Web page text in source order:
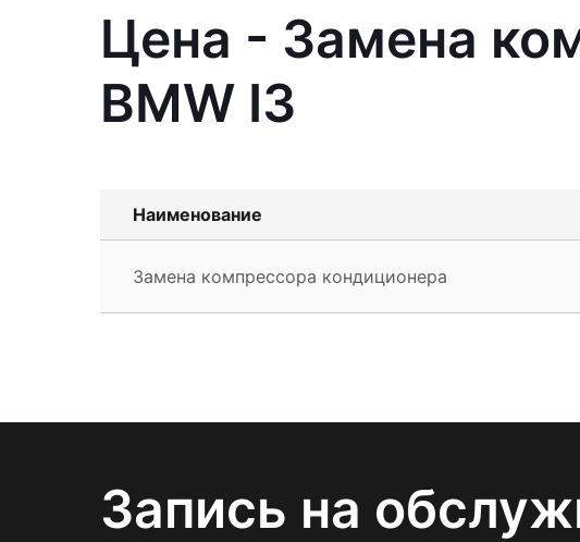
Цена - Замена
BMW I3
Наименование
Замена компрессора кондиционера
Запись на